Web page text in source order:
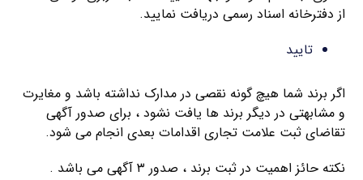
از دفترخانه اسناد رسمی دریافت نمایید.
تایید
اگر برند شما هیچ گونه نقصی در مدارک نداشته باشد و مغایرت
و مشابهتی در دیگر برند ها یافت نشود ، برای صدور آگهی
تقاضای ثبت علامت تجاری اقدامات بعدی انجام می شود.
نکته حائز اهمیت در ثبت برند ، صدور ۳ آگهی می باشد .